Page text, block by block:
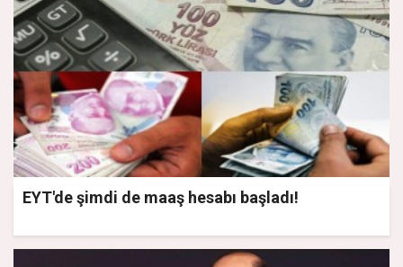
EYT'de şimdi de maaş hesabı başladı!